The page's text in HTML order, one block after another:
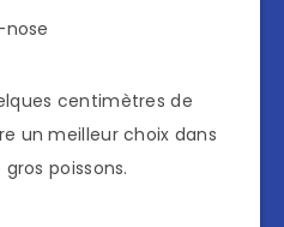
centimètres de
un meilleur choix dans
poissons.